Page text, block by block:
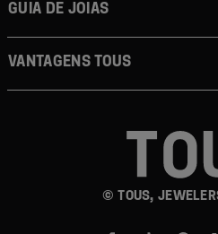
© TOUS,
Guia de joias
Vantagens TOUS